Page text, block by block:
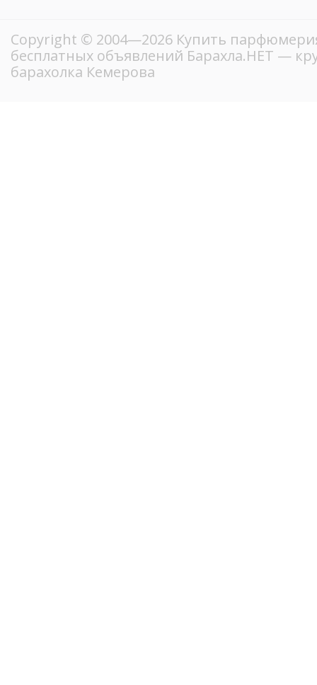
Copyright © 2004—2026 Купить
бесплатных объявлений Барахла.НЕТ —
барахолка Кемерова